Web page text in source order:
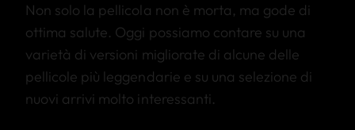
Non solo la pellicola non è morta, ma gode di
ottima salute. Oggi possiamo contare su una
varietà di versioni migliorate di alcune delle
pellicole più leggendarie e su una selezione di
nuovi arrivi ​​molto interessanti.